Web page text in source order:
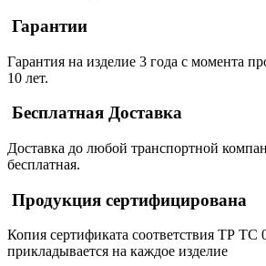
Гарантии
Гарантия на изделие 3 года с момента
10 лет.
Бесплатная Доставка
Доставка до любой транспортной
бесплатная.
Продукция сертифицирована
Копия сертификата соответствия ТР ТС
прикладывается на каждое изделие